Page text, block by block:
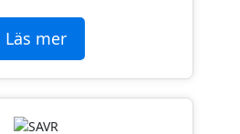
Läs mer